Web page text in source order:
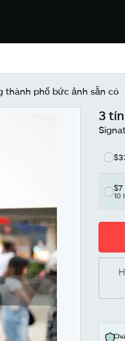
thành phố bức ảnh sẵn có
3
$7
10